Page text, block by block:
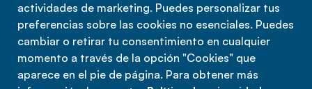
actividades de marketing. Puedes personalizar tus
preferencias sobre las cookies no esenciales. Puedes
cambiar o retirar tu consentimiento en cualquier
momento a través de la opción "Cookies" que
aparece en el pie de página. Para obtener más
Política de privacidad